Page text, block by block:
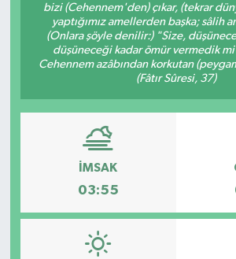
bizi (Cehennem'den) çıkar, (tekrar
yaptığımız amellerden başka; sâlih
(Onlara şöyle denilir:) "Size,
düşüneceği kadar ömür vermedik
Cehennem azâbından korkutan
(Fâtır Sûresi, 37)
İMSAK
03:55
Karabük
Spor
Ulusal